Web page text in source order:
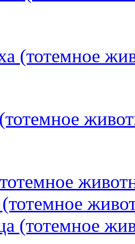
(тотемное
(тотемное